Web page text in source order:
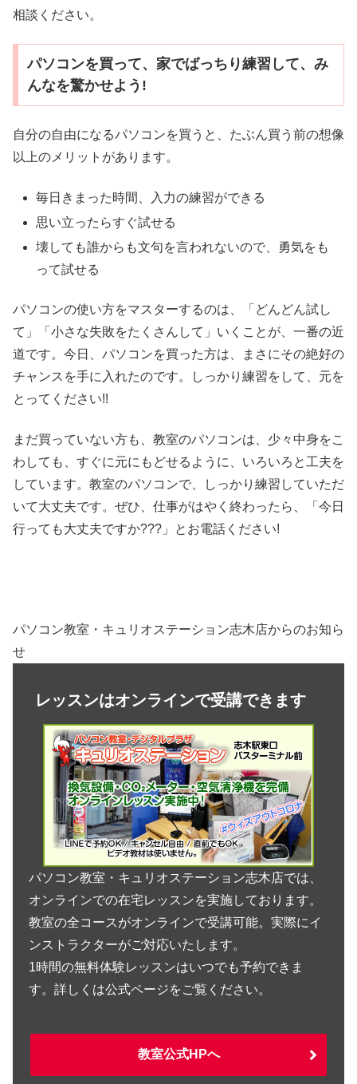
相談ください。
パソコンを買って、家でばっちり練習して、み
んなを驚かせよう!
自分の自由になるパソコンを買うと、たぶん買う前の想像
以上のメリットがあります。
毎日きまった時間、入力の練習ができる
思い立ったらすぐ試せる
壊しても誰からも文句を言われないので、勇気をも
って試せる
パソコンの使い方をマスターするのは、「どんどん試し
て」「小さな失敗をたくさんして」いくことが、一番の近
道です。今日、パソコンを買った方は、まさにその絶好の
チャンスを手に入れたのです。しっかり練習をして、元を
とってください!!
まだ買っていない方も、教室のパソコンは、少々中身をこ
わしても、すぐに元にもどせるように、いろいろと工夫を
しています。教室のパソコンで、しっかり練習していただ
いて大丈夫です。ぜひ、仕事がはやく終わったら、「今日
行っても大丈夫ですか???」とお電話ください!
パソコン教室・キュリオステーション志木店からのお知ら
せ
レッスンはオンラインで受講できます
パソコン教室・キュリオステーション志木店では、
オンラインでの在宅レッスンを実施しております。
教室の全コースがオンラインで受講可能。実際にイ
ンストラクターがご対応いたします。
1時間の無料体験レッスンはいつでも予約できま
す。詳しくは公式ページをご覧ください。
教室公式HPへ